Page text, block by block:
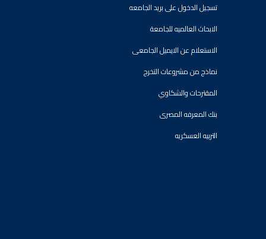
تسجيل الدخول على بريد الجامعه
الابحاث العالميه للجامعة
الاستعلام عن الايميل الجامعى
نماذج من مشروعات التخرج
المقترحات والشكاوي
بنك المعرفه المصرى
التربيه العسكريه